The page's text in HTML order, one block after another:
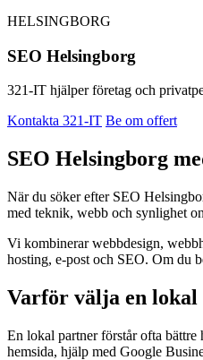
HELSINGBORG
SEO Helsingborg
321-IT hjälper företag och
Kontakta 321-IT Be om offert
SEO Helsingborg
När du söker efter SEO
med teknik, webb och synlighet
Vi kombinerar webbdesign,
hosting, e-post och SEO. Om du
Varför välja en lokal
En lokal partner förstår ofta bättre
hemsida, hjälp med Google